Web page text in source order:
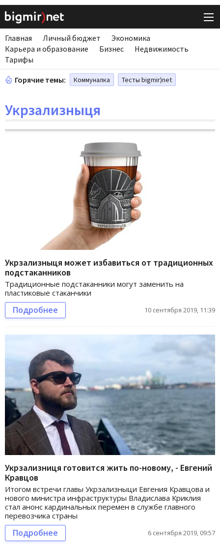
Главная Личный бюджет
Экономика
Карьера и образование
Бизнес
Недвижимость
Тарифы
Горячие темы: Коммуналка Тесты bigmir)net
Укрзализныця
Укрзализныця может избавиться от традиционных
подстаканников
Традиционные подстаканники могут заменить на
пластиковые стаканчики
Подробнее 10 сентября 2019, 11:39
Укрзализниця готовится жить по-новому, - Евгений
Кравцов
Итогом встречи главы Укрзализныци Евгения Кравцова и
нового министра инфраструктуры Владислава Криклия
стал анонс кардинальных перемен в службе главного
перевозчика страны
Подробнее 6 сентября 2019, 09:57